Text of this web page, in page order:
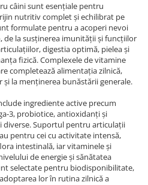
câini sunt esențiale pentru
nutritiv complet și echilibrat pe
formulate pentru a acoperi nevoi
de la susținerea imunității și funcțiilor
digestia optimă, pielea și
fizică. Complexele de vitamine
completează alimentația zilnică,
la menținerea bunăstării generale.
ingrediente active precum
3, probiotice, antioxidanți și
Suportul pentru articulații
pentru cei cu activitate intensă,
intestinală, iar vitaminele și
de energie și sănătatea
selectate pentru biodisponibilitate,
lor în rutina zilnică a